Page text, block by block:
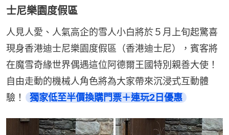
士尼樂園度假區
人見人愛、人氣高企的雪人小白將於５月上旬起驚喜
現身香港迪士尼樂園度假區（香港迪士尼），賓客將
在魔雪奇緣世界偶遇這位阿德爾王國特別親善大使！
自由走動的機械人角色將為大家帶來沉浸式互動體
驗！
獨家低至半價換購門票＋連玩2日優惠